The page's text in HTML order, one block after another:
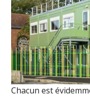
Chacun est